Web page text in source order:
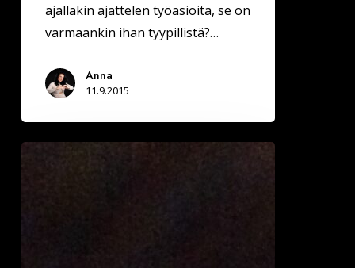
ajallakin ajattelen työasioita, se on
varmaankin ihan tyypillistä?…
Anna
11.9.2015